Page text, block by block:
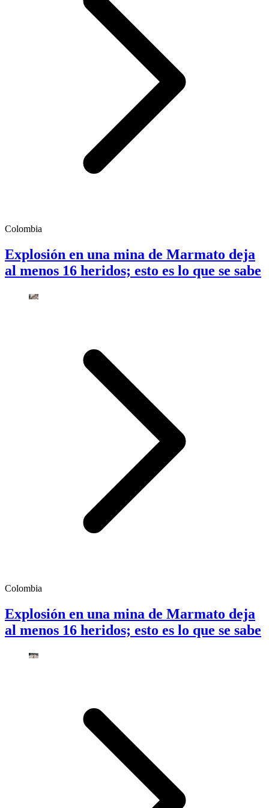
Colombia
Explosión en una mina de Marmato deja
al menos 16 heridos; esto es lo que se sabe
Colombia
Explosión en una mina de Marmato deja
al menos 16 heridos; esto es lo que se sabe